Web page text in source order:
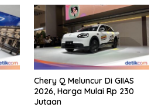
Chery Q Meluncur Di GIIAS
2026, Harga Mulai Rp 230
Jutaan